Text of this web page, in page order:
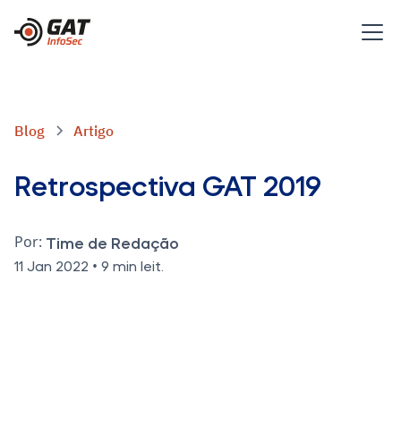
Blog Artigo
Retrospectiva GAT 2019
Por: Time de Redação
11 Jan 2022 • 9 min leit.